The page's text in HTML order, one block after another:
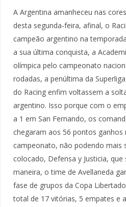
A Argentina amanheceu nas
desta segunda-feira, afinal, o
campeão argentino na
a sua última conquista, a
olímpica pelo campeonato
rodadas, a penúltima da
do Racing enfim voltassem a
argentino. Isso porque com o
a 1 em San Fernando, os
chegaram aos 56 pontos ganhos
campeonato, não podendo mais
colocado, Defensa y Justicia,
maneira, o time de Avellaneda
fase de grupos da Copa
total de 17 vitórias, 5 empates e